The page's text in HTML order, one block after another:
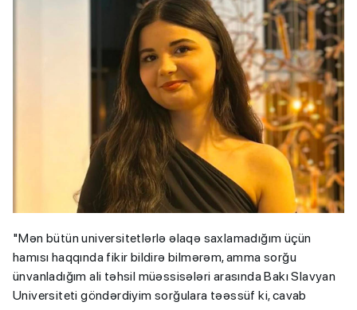
"Mən bütün universitetlərlə əlaqə saxlamadığım üçün
hamısı haqqında fikir bildirə bilmərəm, amma sorğu
ünvanladığım ali təhsil müəssisələri arasında Bakı Slavyan
Universiteti göndərdiyim sorğulara təəssüf ki, cavab